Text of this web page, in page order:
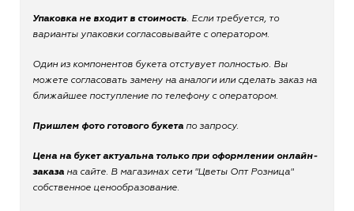
Упаковка не входит в стоимость. Если требуется, то
варианты упаковки согласовывайте с оператором.
Один из компонентов букета отстувует полностью. Вы
можете согласовать замену на аналоги или сделать заказ на
ближайшее поступление по телефону с оператором.
Пришлем фото готового букета по запросу.
Цена на букет актуальна только при оформлении онлайн-
заказа на сайте. В магазинах сети "Цветы Опт Розница"
собственное ценообразование.